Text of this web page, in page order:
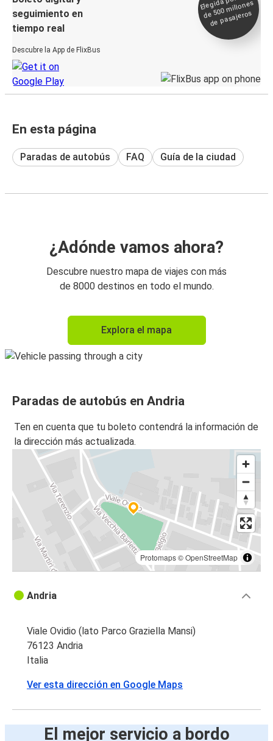
seguimiento en
tiempo real
Descubre la App de FlixBus
millones
de pasajeros
En esta página
Paradas de autobús FAQ Guía de la ciudad
¿Adónde vamos ahora?
Descubre nuestro mapa de viajes con más
de 8000 destinos en todo el mundo.
Explora el mapa
Paradas de autobús en Andria
Ten en cuenta que tu boleto contendrá la información de
la dirección más actualizada.
Protomaps©OpenStreetMap
Andria
Viale Ovidio (lato Parco Graziella Mansi)
76123 Andria
Italia
Ver esta dirección en Google Maps
El mejor servicio a bordo